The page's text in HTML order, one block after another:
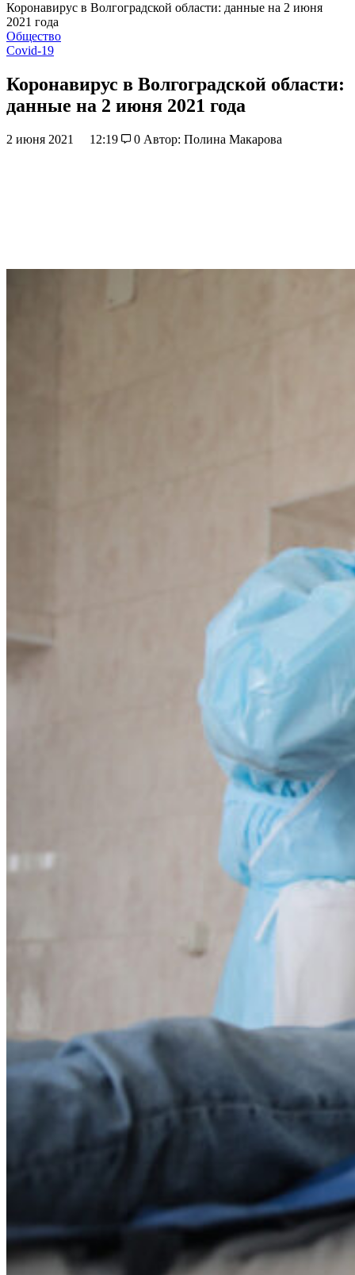
Коронавирус в Волгоградской области: данные на 2 июня
2021 года
Общество
Covid-19
Коронавирус в Волгоградской области:
данные на 2 июня 2021 года
2 июня 2021 12:19 0 Автор: Полина Макарова